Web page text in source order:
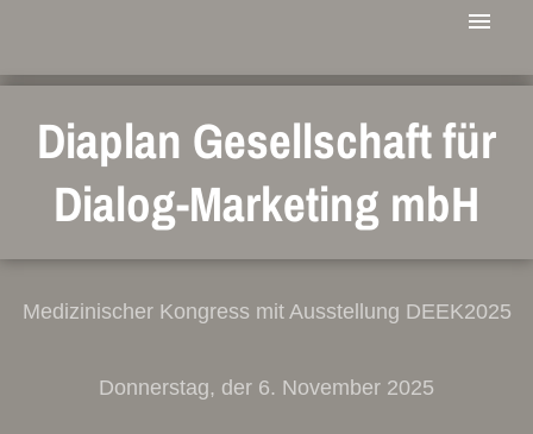
Diaplan Gesellschaft für
Dialog-Marketing mbH
Medizinischer Kongress mit Ausstellung DEEK2025
Donnerstag, der 6. November 2025